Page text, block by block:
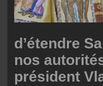
d’étendre
nos
président